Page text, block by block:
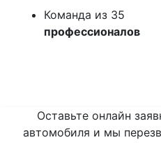
Команда из 35
профессионалов
Оставьте онлайн
автомобиля и мы